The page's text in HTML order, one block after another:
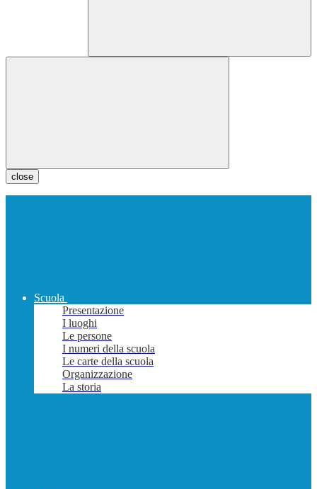
close
Scuola
Presentazione
I luoghi
Le persone
I numeri della scuola
Le carte della scuola
Organizzazione
La storia